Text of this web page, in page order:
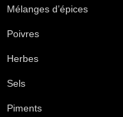
Mélanges d’épices
Poivres
Herbes
Sels
Piments